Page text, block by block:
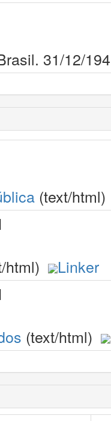
31/12/
(text/html)
html)
Linker
(text/html)